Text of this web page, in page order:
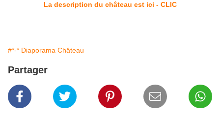
La description du château est ici - CLIC
#*-* Diaporama Château
Partager